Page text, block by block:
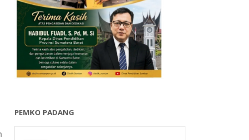
PEMKO PADANG